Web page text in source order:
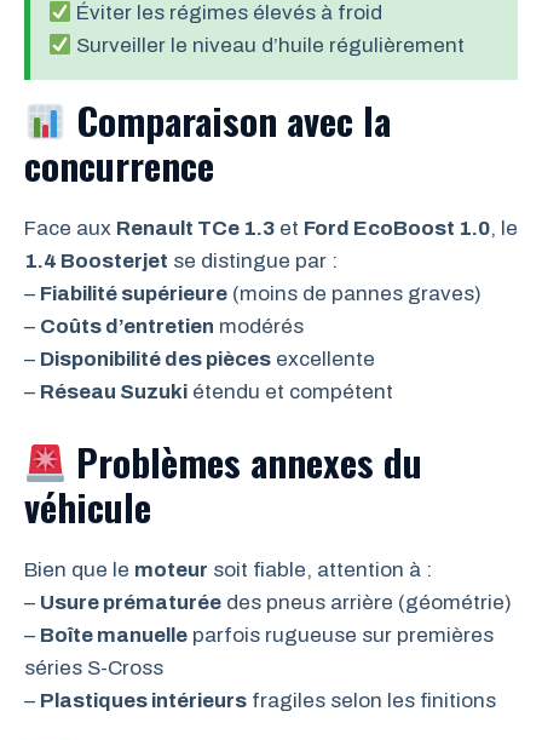
Éviter les régimes élevés à froid
Surveiller le niveau d’huile régulièrement
Comparaison avec la
concurrence
Face aux Renault TCe 1.3 et Ford EcoBoost 1.0, le
1.4 Boosterjet se distingue par :
– Fiabilité supérieure (moins de pannes graves)
– Coûts d’entretien modérés
– Disponibilité des pièces excellente
– Réseau Suzuki étendu et compétent
Problèmes annexes du
véhicule
Bien que le moteur soit fiable, attention à :
– Usure prématurée des pneus arrière (géométrie)
– Boîte manuelle parfois rugueuse sur premières
séries S-Cross
– Plastiques intérieurs fragiles selon les finitions